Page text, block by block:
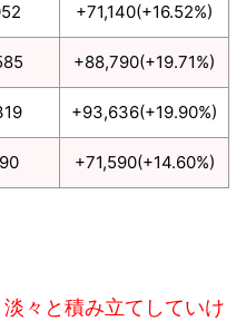
+71,140(+16.52%)
+88,790(+19.71%)
+93,636(+19.90%)
+71,590(+14.60%)
淡々と積み立てしていけ